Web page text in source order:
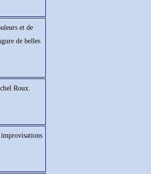
et de
de belles
Roux.